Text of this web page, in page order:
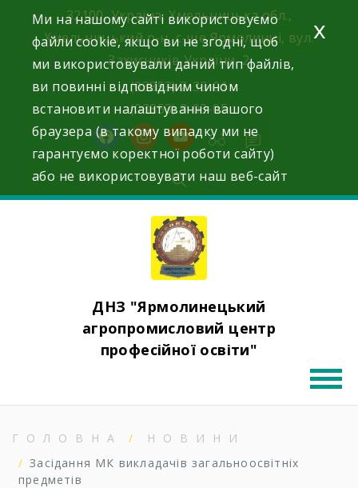
content
32100, Україна, Хмельницька обл.,
Хмельницький р-н, с-ще Ярмолинці, вул.
Захисників України, 2
(03853) 2-33-01
(03853) 3-03-05
facebookinstagram
youtube
ДНЗ "Ярмолинецький
агропромисловий центр
професійної освіти"
ГОЛОВНА
НОВИНИ
Засідання МК викладачів загальноосвітніх
предметів
Ми на нашому сайті використовуємо
файли cookie, якщо ви не згодні, щоб
ми використовували даний тип файлів,
ви повинні відповідним чином
встановити налаштування вашого
браузера (в такому випадку ми не
гарантуємо коректної роботи сайту)
або не використовувати наш веб-сайт
x